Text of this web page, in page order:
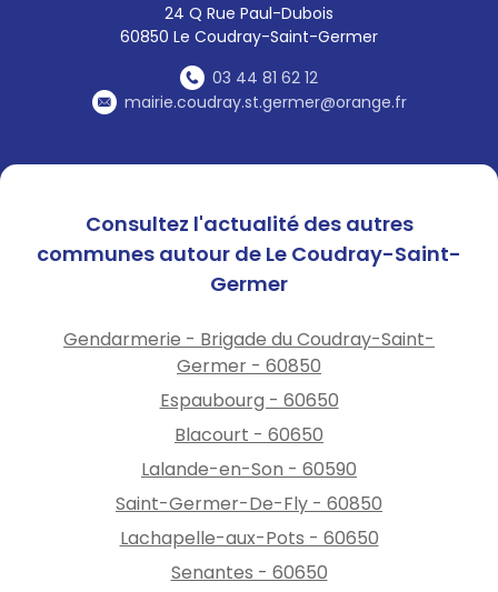
24 Q Rue Paul-Dubois
60850 Le Coudray-Saint-Germer
03 44 81 62 12
mairie.coudray.st.germer@orange.fr
Consultez l'actualité des autres
communes autour de Le Coudray-Saint-
Germer
Gendarmerie - Brigade du Coudray-Saint-
Germer - 60850
Espaubourg - 60650
Blacourt - 60650
Lalande-en-Son - 60590
Saint-Germer-De-Fly - 60850
Lachapelle-aux-Pots - 60650
Senantes - 60650